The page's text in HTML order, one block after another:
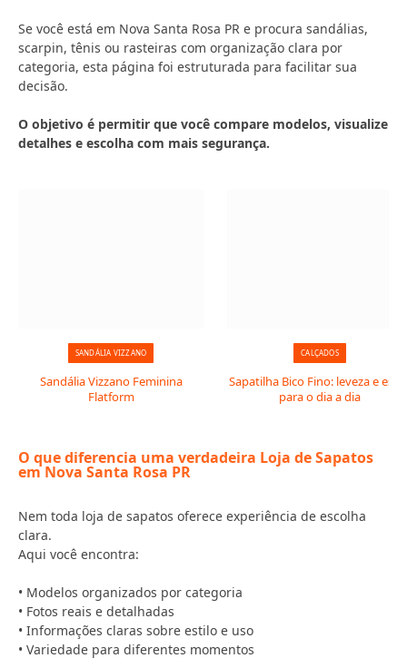
Se você está em Nova Santa Rosa PR e procura sandálias,
scarpin, tênis ou rasteiras com organização clara por
categoria, esta página foi estruturada para facilitar sua
decisão.
O objetivo é permitir que você compare modelos, visualize
detalhes e escolha com mais segurança.
SANDÁLIA VIZZANO
Sandália Vizzano Feminina
Flatform
CALÇADOS
Sapatilha Bico Fino: leveza e
para o dia a dia
O que diferencia uma verdadeira Loja de Sapatos
em Nova Santa Rosa PR
Nem toda loja de sapatos oferece experiência de escolha
clara.
Aqui você encontra:
• Modelos organizados por categoria
• Fotos reais e detalhadas
• Informações claras sobre estilo e uso
• Variedade para diferentes momentos